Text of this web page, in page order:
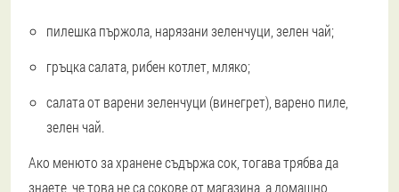
пилешка пържола, нарязани зеленчуци, зелен чай;
гръцка салата, рибен котлет, мляко;
салата от варени зеленчуци (винегрет), варено пиле,
зелен чай.
Ако менюто за хранене съдържа сок, тогава трябва да
знаете, че това не са сокове от магазина, а домашно